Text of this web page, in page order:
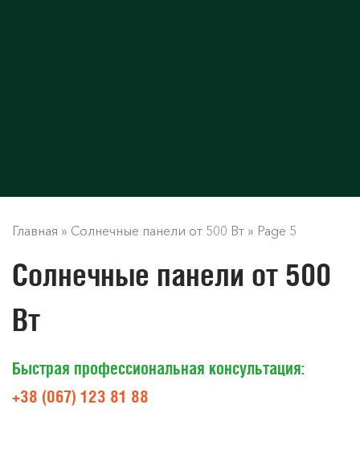
Главная » Солнечные панели от 500 Вт » Page 5
Солнечные панели от 500
Вт
Быстрая профессиональная консультация:
+38 (067) 123 81 88